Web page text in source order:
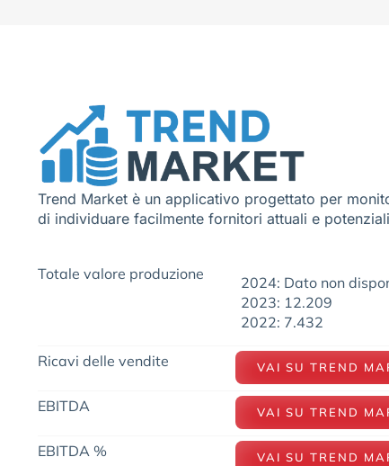
Trend Market è un applicativo progettato per
di individuare facilmente fornitori attuali e
Totale valore produzione
2024: Dato non
2023: 12.209
2022: 7.432
Ricavi delle vendite VAI SU TREND
EBITDA VAI SU TREND
EBITDA % VAI SU TREND